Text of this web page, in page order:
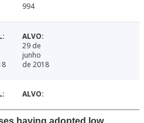
994
29 de
junho
de 2018